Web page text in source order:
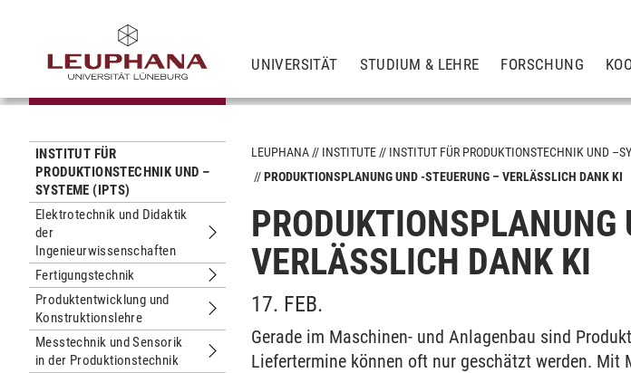
UNIVERSITÄT STUDIUM & LEHRE FORSCHUNG
INSTITUT FÜR
PRODUKTIONSTECHNIK UND –
SYSTEME (IPTS)
Elektrotechnik und Didaktik
der
Ingenieurwissenschaften
Untermenu Elektrotechnik und Didaktik der Ingenieurwissenschaften
Fertigungstechnik
Untermenu Fertigungstechnik
Produktentwicklung und
Konstruktionslehre
Untermenu Produktentwicklung und Konstruktionslehre
Messtechnik und Sensorik
in der Produktionstechnik
Untermenu Messtechnik und Sensorik in der Produktionstechnik
LEUPHANA INSTITUTE
INSTITUT FÜR PRODUKTIONSTECHNIK UND
PRODUKTIONSPLANUNG UND -STEUERUNG – VERLÄSSLICH DANK KI
PRODUKTIONSPLANUNG
VERLÄSSLICH DANK KI
17. FEB.
Gerade im Maschinen- und Anlagenbau sind
Liefertermine können oft nur geschätzt werden. Mit